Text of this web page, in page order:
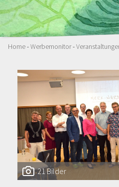
Home-Werbemonitor-
21 Bilder